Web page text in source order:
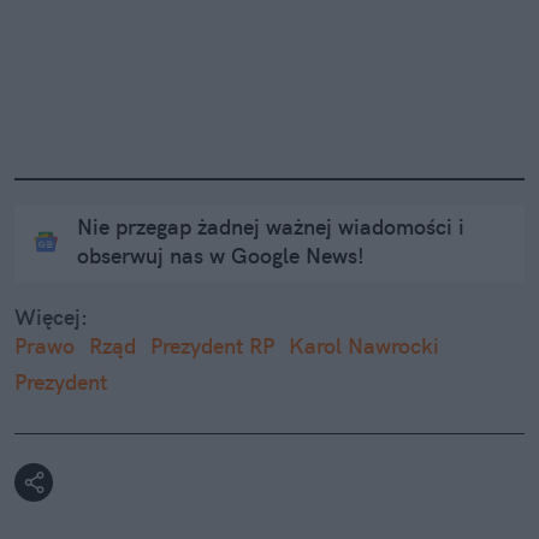
Nie przegap żadnej ważnej wiadomości i
obserwuj nas w Google News!
Więcej:
Prawo
Rząd Prezydent RP
Karol Nawrocki
Prezydent